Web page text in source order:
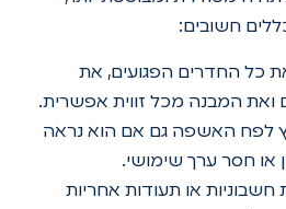
חשובים:
כל החדרים הפגועים, את
ואת המבנה מכל זווית אפשרית.
לפח האשפה גם אם הוא נראה
או חסר ערך שימושי.
או תעודות אחריות